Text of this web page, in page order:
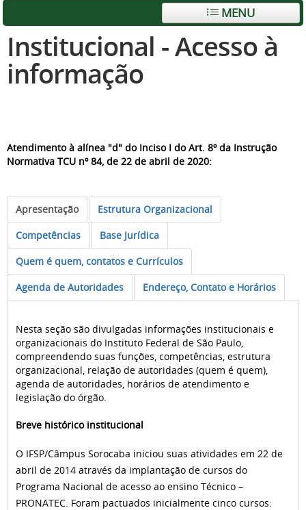
MENU
Institucional - Acesso à
informação
Atendimento à alínea "d" do Inciso I do Art. 8º da Instrução
Normativa TCU nº 84, de 22 de abril de 2020:
Apresentação
Estrutura Organizacional
Competências
Base Jurídica
Quem é quem, contatos e Currículos
Agenda de Autoridades
Endereço, Contato e Horários
Nesta seção são divulgadas informações institucionais e
organizacionais do Instituto Federal de São Paulo,
compreendendo suas funções, competências, estrutura
organizacional, relação de autoridades (quem é quem),
agenda de autoridades, horários de atendimento e
legislação do órgão.
Breve histórico institucional
O IFSP/Câmpus Sorocaba iniciou suas atividades em 22 de
abril de 2014 através da implantação de cursos do
Programa Nacional de acesso ao ensino Técnico –
PRONATEC. Foram pactuados inicialmente cinco cursos: